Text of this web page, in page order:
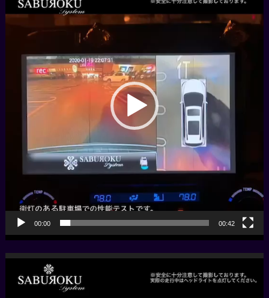
プ
00:00 00:42
動